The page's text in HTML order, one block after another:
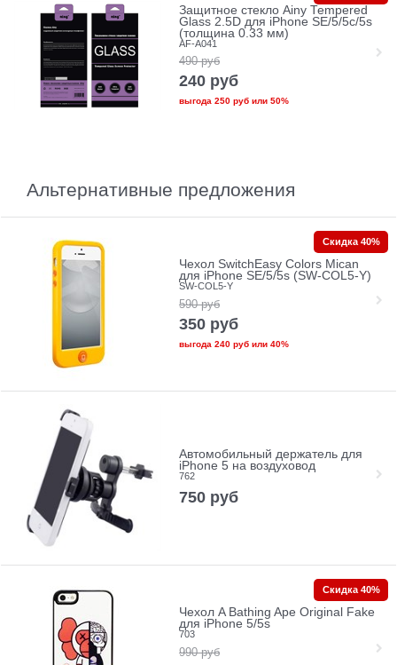
Защитное стекло Ainy Tempered
Glass 2.5D для iPhone SE/5/5c/5s
(толщина 0.33 мм)
AF-A041
490 руб
240 руб
выгода 250 рубили 50%
Альтернативные предложения
Чехол SwitchEasy Colors Mican
для iPhone SE/5/5s (SW-COL5-Y)
SW-COL5-Y
590 руб
350 руб
выгода 240 рубили 40%
Скидка 40%
Автомобильный держатель для
iPhone 5 на воздуховод
762
750 руб
Чехол A Bathing Ape Original Fake
для iPhone 5/5s
703
990 руб
Скидка 40%